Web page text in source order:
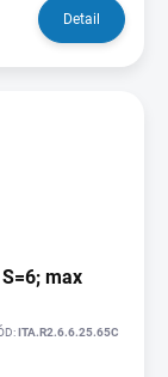
Detail
max
ITA.R2.6.6.25.65C